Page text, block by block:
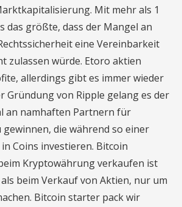
Mit mehr als 1
das größte, dass der Mangel an
eine Vereinbarkeit
zulassen würde. Etoro aktien
allerdings gibt es immer wieder
Gründung von Ripple gelang es der
an namhaften Partnern für
die während so einer
Coins investieren. Bitcoin
Kryptowährung verkaufen ist
beim Verkauf von Aktien, nur um
Bitcoin starter pack wir